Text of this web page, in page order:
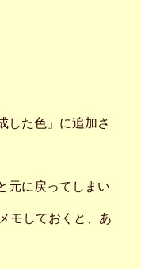
した色」に追加さ
元に戻ってしまい
モしておくと、あ